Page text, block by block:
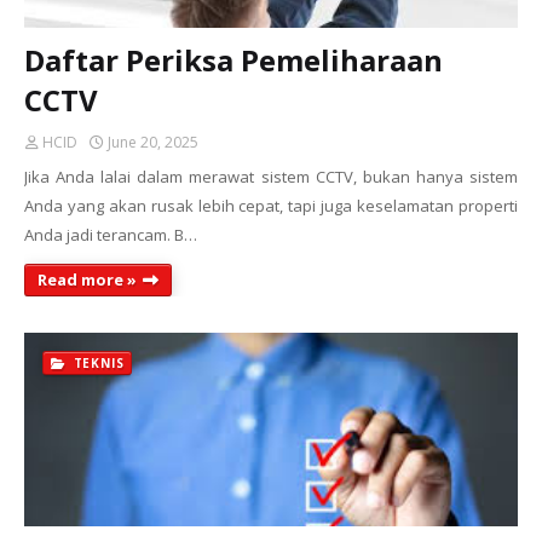
Daftar Periksa Pemeliharaan
CCTV
HCID June 20, 2025
Jika Anda lalai dalam merawat sistem CCTV, bukan hanya sistem
Anda yang akan rusak lebih cepat, tapi juga keselamatan properti
Anda jadi terancam. B…
Read more »
TEKNIS